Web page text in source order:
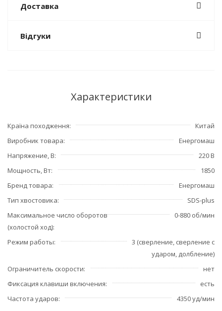
Доставка
Відгуки
Характеристики
Країна походження
Китай
Виробник товара
Енергомаш
Напряжение, В
220 В
Мощность, Вт
1850
Бренд товара
Енергомаш
Тип хвостовика
SDS-plus
Максимальное число оборотов
(холостой ход)
0-880 об/мин
Режим работы
3 (сверление, сверление с
ударом, долбление)
Ограничитель скорости
нет
Фиксация клавиши включения
есть
Частота ударов
4350 уд/мин